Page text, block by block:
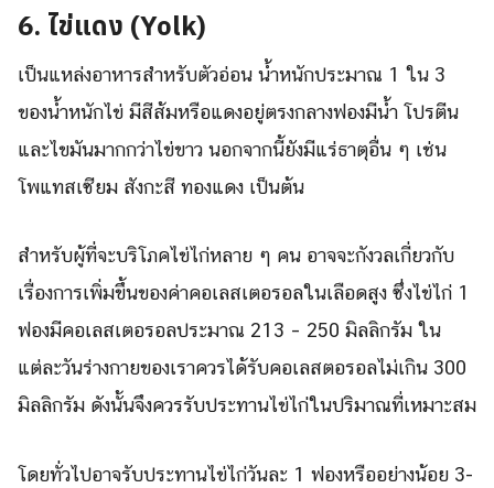
6. ไข่แดง (Yolk)
เป็นแหล่งอาหารสำหรับตัวอ่อน น้ำหนักประมาณ 1 ใน 3
ของน้ำหนักไข่ มีสีส้มหรือแดงอยู่ตรงกลางฟองมีน้ำ โปรตีน
และไขมันมากกว่าไข่ขาว นอกจากนี้ยังมีแร่ธาตุอื่น ๆ เช่น
โพแทสเซียม สังกะสี ทองแดง เป็นต้น
สำหรับผู้ที่จะบริโภคไข่ไก่หลาย ๆ คน อาจจะกังวลเกี่ยวกับ
เรื่องการเพิ่มขึ้นของค่าคอเลสเตอรอลในเลือดสูง ซึ่งไข่ไก่ 1
ฟองมีคอเลสเตอรอลประมาณ 213 – 250 มิลลิกรัม ใน
แต่ละวันร่างกายของเราควรได้รับคอเลสตอรอลไม่เกิน 300
มิลลิกรัม ดังนั้นจึงควรรับประทานไข่ไก่ในปริมาณที่เหมาะสม
โดยทั่วไปอาจรับประทานไข่ไก่วันละ 1 ฟองหรืออย่างน้อย 3-